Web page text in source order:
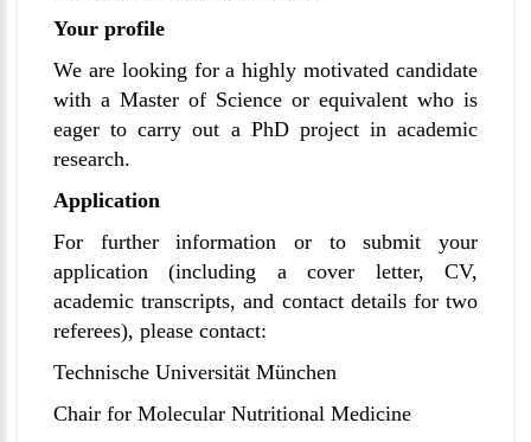
Your profile
We are looking for a highly motivated candidate
with a Master of Science or equivalent who is
eager to carry out a PhD project in academic
research.
Application
For further information or to submit your
application (including a cover letter, CV,
academic transcripts, and contact details for two
referees), please contact:
Technische Universität München
Chair for Molecular Nutritional Medicine